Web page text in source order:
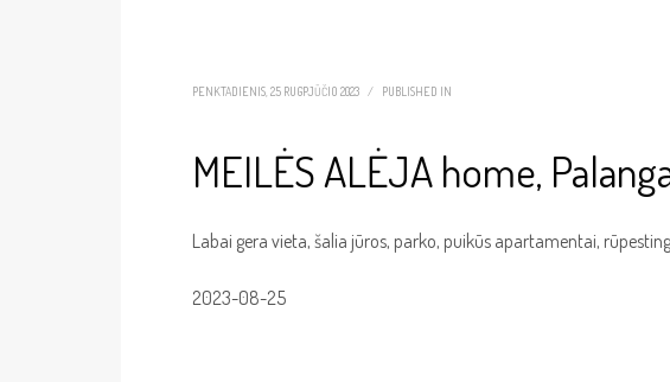
PENKTADIENIS, 25 RUGPJŪČIO 2023 / PUBLISHED IN
MEILĖS ALĖJA home,
Labai gera vieta, šalia jūros, parko, puikūs apartamentai,
2023-08-25